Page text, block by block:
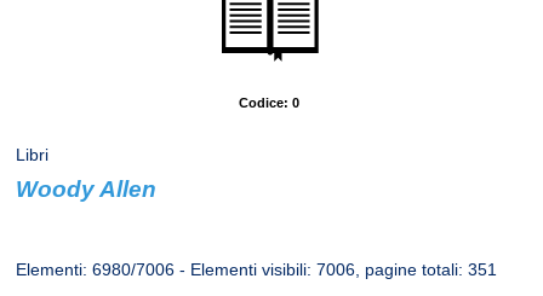
Codice: 0
Libri
Woody Allen
Elementi: 6980/7006 - Elementi visibili: 7006, pagine totali: 351